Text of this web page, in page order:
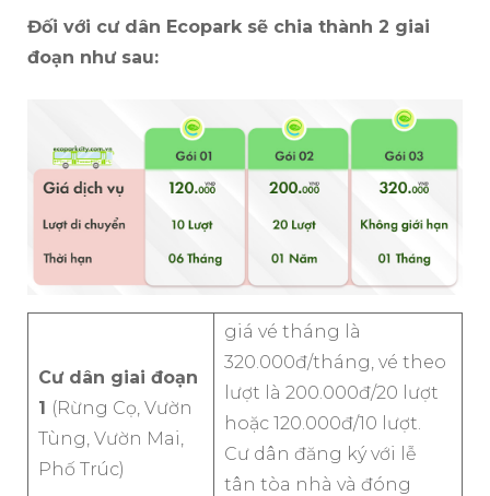
Đối với cư dân Ecopark sẽ chia thành 2 giai
đoạn như sau:
Cư dân giai đoạn
1 (Rừng Cọ, Vườn
Tùng, Vườn Mai,
Phố Trúc)
giá vé tháng là
320.000đ/tháng, vé theo
lượt là 200.000đ/20 lượt
hoặc 120.000đ/10 lượt.
Cư dân đăng ký với lễ
tân tòa nhà và đóng